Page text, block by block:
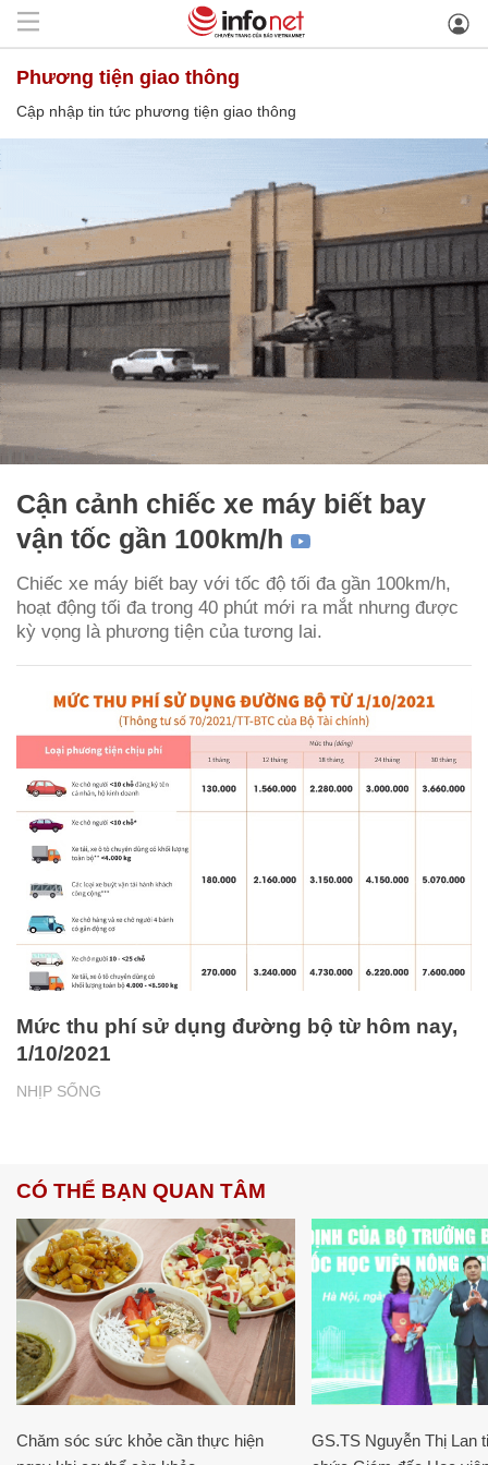
phương tiện giao thông
Cập nhập tin tức phương tiện giao thông
Cận cảnh chiếc xe máy biết bay
vận tốc gần 100km/h
Chiếc xe máy biết bay với tốc độ tối đa gần 100km/h,
hoạt động tối đa trong 40 phút mới ra mắt nhưng được
kỳ vọng là phương tiện của tương lai.
NHỊP SỐNG
Mức thu phí sử dụng đường bộ từ hôm nay,
1/10/2021
CÓ THỂ BẠN QUAN TÂM
Chăm sóc sức khỏe cần thực hiện
GS.TS Nguyễn Thị Lan